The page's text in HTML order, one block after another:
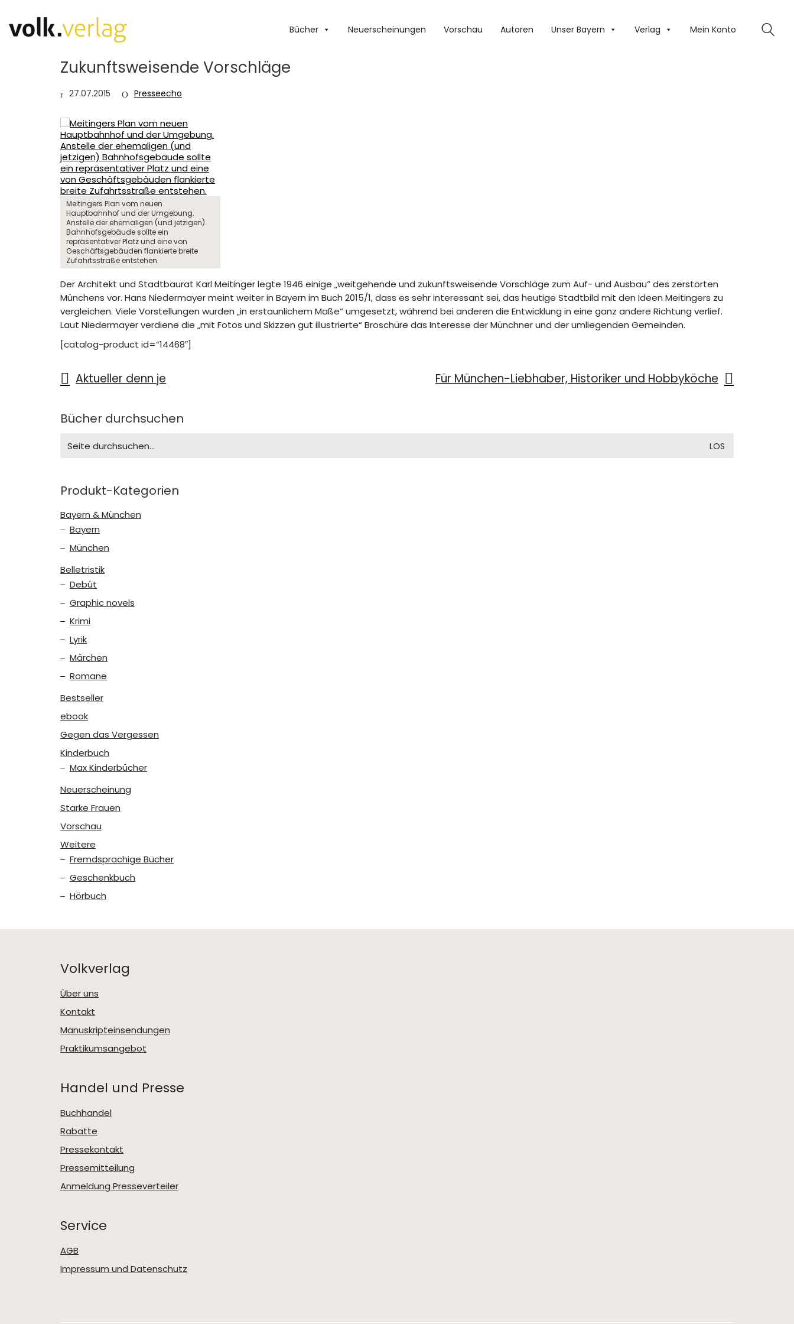
Bücher Neuerscheinungen Vorschau Autoren Unser Bayern Verlag Mein Konto
Zukunftsweisende Vorschläge
27.07.2015 Presseecho
Meitingers Plan vom neuen
Hauptbahnhof und der Umgebung.
Anstelle der ehemaligen (und jetzigen)
Bahnhofsgebäude sollte ein
repräsentativer Platz und eine von
Geschäftsgebäuden flankierte breite
Zufahrtsstraße entstehen.
Der Architekt und Stadtbaurat Karl Meitinger legte 1946 einige „weitgehende und zukunftsweisende Vorschläge zum Auf- und Ausbau“ des zerstörten
Münchens vor. Hans Niedermayer meint weiter in Bayern im Buch 2015/1, dass es sehr interessant sei, das heutige Stadtbild mit den Ideen Meitingers zu
vergleichen. Viele Vorstellungen wurden „in erstaunlichem Maße“ umgesetzt, während bei anderen die Entwicklung in eine ganz andere Richtung verlief.
Laut Niedermayer verdiene die „mit Fotos und Skizzen gut illustrierte“ Broschüre das Interesse der Münchner und der umliegenden Gemeinden.
[catalog-product id=“14468″]
Aktueller denn je Für München-Liebhaber, Historiker und Hobbyköche
Bücher durchsuchen
for:
Produkt-Kategorien
Bayern & München
Bayern
München
Belletristik
Debüt
Graphic novels
Krimi
Lyrik
Märchen
Romane
Bestseller
ebook
Gegen das Vergessen
Kinderbuch
Max Kinderbücher
Neuerscheinung
Starke Frauen
Vorschau
Weitere
Fremdsprachige Bücher
Geschenkbuch
Hörbuch
Volkverlag
Über uns
Kontakt
Manuskripteinsendungen
Praktikumsangebot
Handel und Presse
Buchhandel
Rabatte
Pressekontakt
Pressemitteilung
Anmeldung Presseverteiler
Service
AGB
Impressum und Datenschutz